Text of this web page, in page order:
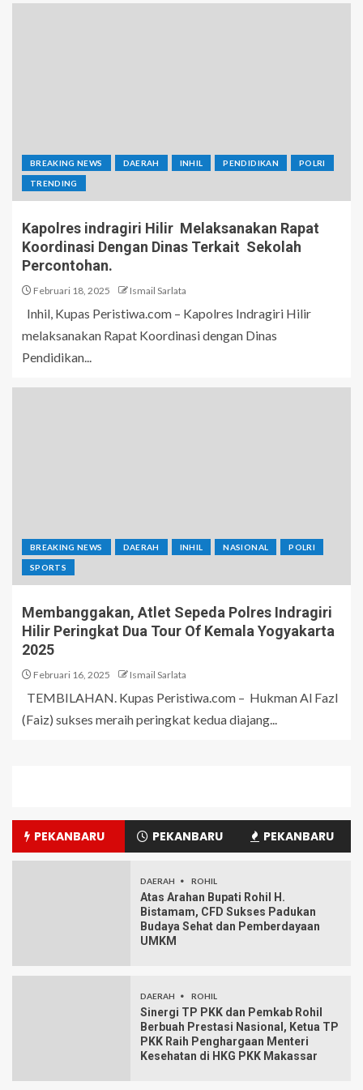
BREAKING NEWS DAERAH INHIL PENDIDIKAN POLRI
TRENDING
Kapolres indragiri Hilir Melaksanakan Rapat
Koordinasi Dengan Dinas Terkait Sekolah
Percontohan.
Februari 18, 2025 Ismail Sarlata
Inhil, Kupas Peristiwa.com – Kapolres Indragiri Hilir
melaksanakan Rapat Koordinasi dengan Dinas
Pendidikan...
BREAKING NEWS DAERAH INHIL NASIONAL POLRI
SPORTS
Membanggakan, Atlet Sepeda Polres Indragiri
Hilir Peringkat Dua Tour Of Kemala Yogyakarta
2025
Februari 16, 2025 Ismail Sarlata
TEMBILAHAN. Kupas Peristiwa.com – Hukman Al Fazl
(Faiz) sukses meraih peringkat kedua diajang...
PEKANBARU PEKANBARU PEKANBARU
DAERAH ROHIL
Atas Arahan Bupati Rohil H.
Bistamam, CFD Sukses Padukan
Budaya Sehat dan Pemberdayaan
UMKM
DAERAH ROHIL
Sinergi TP PKK dan Pemkab Rohil
Berbuah Prestasi Nasional, Ketua TP
PKK Raih Penghargaan Menteri
Kesehatan di HKG PKK Makassar